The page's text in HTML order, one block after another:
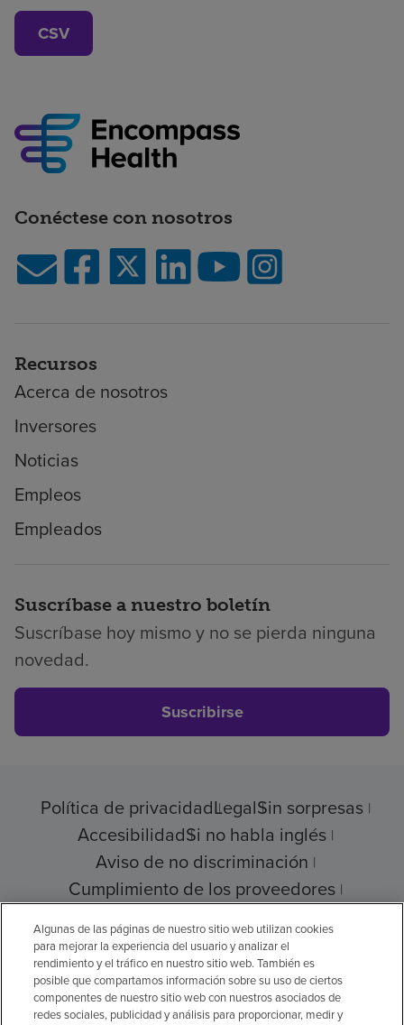
CSV
Conéctese con nosotros
Recursos
Acerca de nosotros
Inversores
Noticias
Empleos
Empleados
Suscríbase a nuestro boletín
Suscríbase hoy mismo y no se pierda ninguna
novedad.
Suscribirse
Política de privacidadLegalSin sorpresas
AccesibilidadSi no habla inglés
Aviso de no discriminación
Cumplimiento de los proveedores
© 2026 Encompass Health Corporation
Algunas de las páginas de nuestro sitio web utilizan cookies
para mejorar la experiencia del usuario y analizar el
rendimiento y el tráfico en nuestro sitio web. También es
posible que compartamos información sobre su uso de ciertos
componentes de nuestro sitio web con nuestros asociados de
redes sociales, publicidad y análisis para proporcionar, medir y